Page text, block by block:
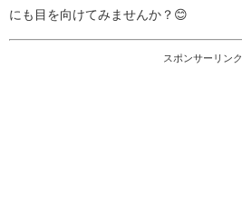
にも目を向けてみませんか？😊
スポンサーリンク